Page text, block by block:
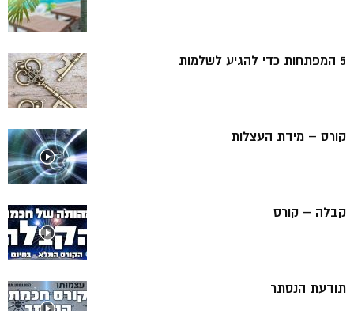
5 המפתחות כדי להגיע לשלמות
קורס – מידת העצלות
קבלה – קורס
תודעת הנסתר